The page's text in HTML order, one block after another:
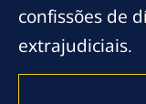
confissões de
extrajudiciais.